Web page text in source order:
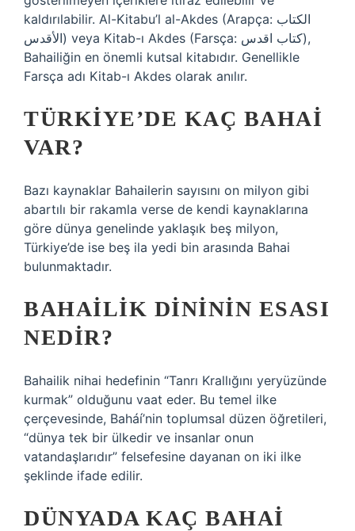
kaldırılabilir. Al-Kitabu’l al-Akdes (Arapça: الكتاب
الأقدس) veya Kitab-ı Akdes (Farsça: كتاب اقدس),
Bahailiğin en önemli kutsal kitabıdır. Genellikle
Farsça adı Kitab-ı Akdes olarak anılır.
TÜRKIYE’DE KAÇ BAHAI
VAR?
Bazı kaynaklar Bahailerin sayısını on milyon gibi
abartılı bir rakamla verse de kendi kaynaklarına
göre dünya genelinde yaklaşık beş milyon,
Türkiye’de ise beş ila yedi bin arasında Bahai
bulunmaktadır.
BAHAILIK DINININ ESASI
NEDIR?
Bahailik nihai hedefinin “Tanrı Krallığını yeryüzünde
kurmak” olduğunu vaat eder. Bu temel ilke
çerçevesinde, Baháí’nin toplumsal düzen öğretileri,
“dünya tek bir ülkedir ve insanlar onun
vatandaşlarıdır” felsefesine dayanan on iki ilke
şeklinde ifade edilir.
DÜNYADA KAÇ BAHAI